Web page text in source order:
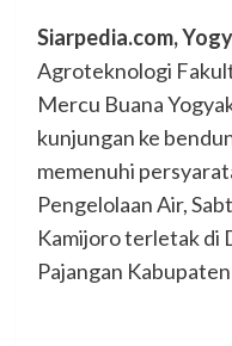
Siarpedia.com,
Agroteknologi
Mercu Buana
kunjungan ke
memenuhi
Pengelolaan Air,
Kamijoro terletak di
Pajangan